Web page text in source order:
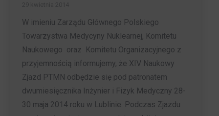
W imieniu Zarządu Głównego Polskiego
Towarzystwa Medycyny Nuklearnej, Komitetu
Naukowego oraz Komitetu Organizacyjnego z
przyjemnością informujemy, że XIV Naukowy
Zjazd PTMN odbędzie się pod patronatem
dwumiesięcznika Inżynier i Fizyk Medyczny 28-
30 maja 2014 roku w Lublinie. Podczas Zjazdu